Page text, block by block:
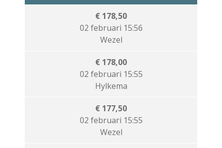
€ 178,50
02 februari 15:56
Wezel
€ 178,00
02 februari 15:55
Hylkema
€ 177,50
02 februari 15:55
Wezel